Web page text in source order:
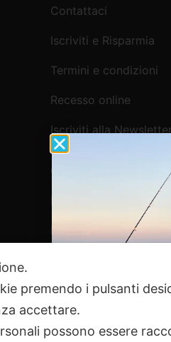
Contattaci
Iscriviti e Risparmia
Termini e condizioni
Recesso online
Iscriviti alla
Webpesca
Cookie Policy e
Informativa e-
Informativa
Sicuri
premendo i pulsanti
accettare.
possono essere